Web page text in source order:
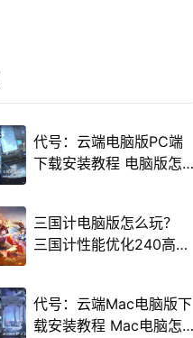
代号：云端电脑版PC端
下载安装教程 电脑版怎
三国计电脑版怎么玩？
三国计性能优化240高帧
代号：云端Mac电脑版下
载安装教程 Mac电脑怎